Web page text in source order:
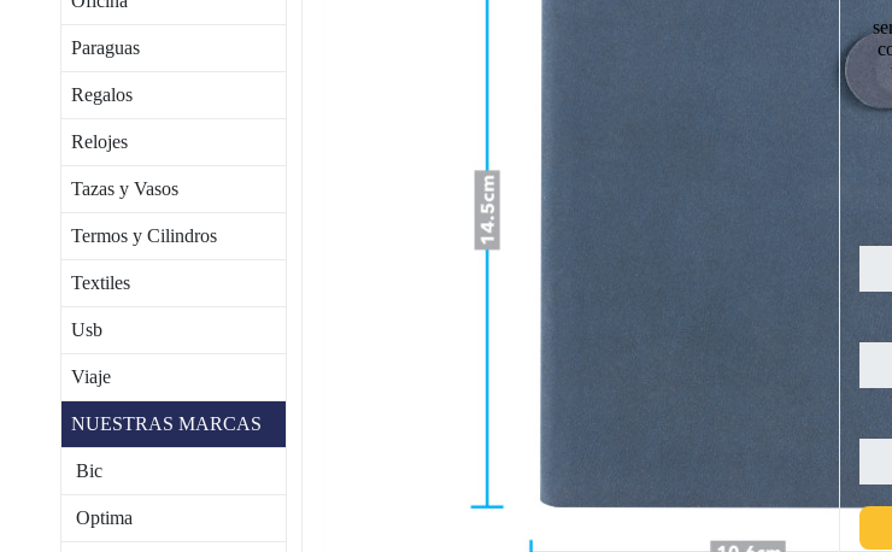
Paraguas
Regalos
Relojes
Tazas y Vasos
Termos y Cilindros
Textiles
Usb
Viaje
NUESTRAS MARCAS
Bic
Optima